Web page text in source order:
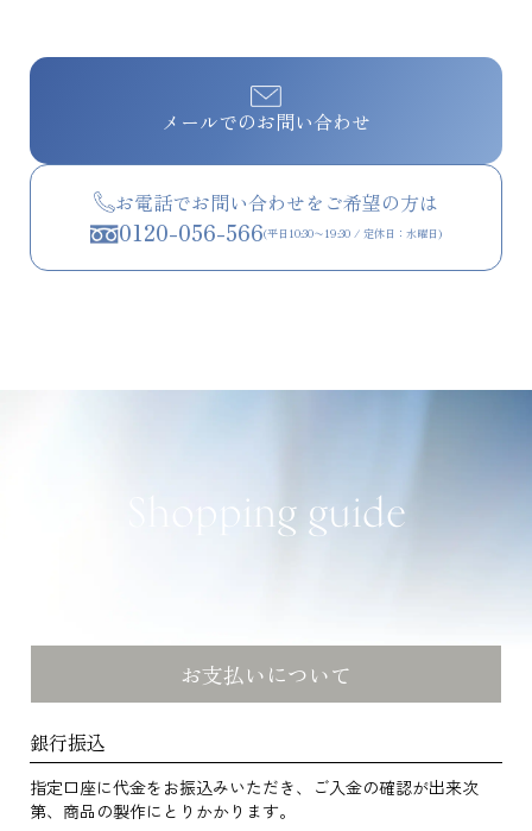
メールでのお問い合わせ
お電話でお問い合わせをご希望の方は
0120-056-566(平日10:30〜19:30 / 定休日：水曜日)
Shopping guide
お支払いについて
銀行振込
指定口座に代金をお振込みいただき、ご入金の確認が出来次
第、商品の製作にとりかかります。